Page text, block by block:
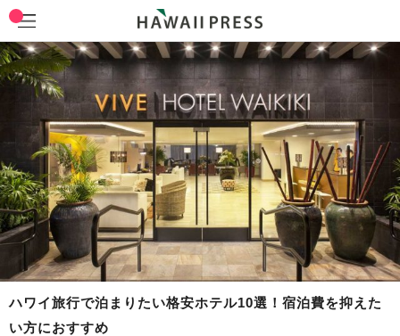
ハワイ旅行で泊まりたい格安ホテル10選！宿泊費を抑えた
い方におすすめ